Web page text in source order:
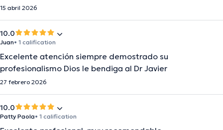
15 abril 2026
10.0
Juan• 1 calification
Excelente atención siempre demostrado su
profesionalismo Dios le bendiga al Dr Javier
27 febrero 2026
10.0
Patty Paola• 1 calification